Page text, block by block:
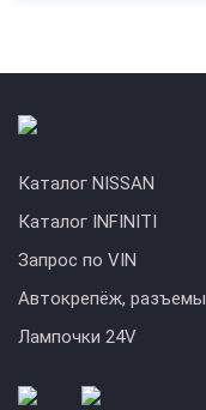
Каталог NISSAN
Каталог INFINITI
Запрос по VIN
Автокрепёж, разъемы
Лампочки 24V